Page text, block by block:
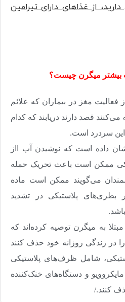
از غذاهای دارای تیرامین
بیشتر میگرن چیست؟
فعالیت مغز در بیماران که علائم
قصد دارند دریابند که کدام
سردرد است.
داده‌ است که نوشیدن آب ااز
ممکن است باعث تحریک حمله
می‌گویند ممکن است ماده
بطری‌های پلاستیکی در تشدید
.
به میگرن توصیه کرده‌اند که
را در زندگی روزانه خود حذف کنند
شامل ظرف‌های پلاستیکی
و دستگاه‌های خنک‌کننده
کنند./